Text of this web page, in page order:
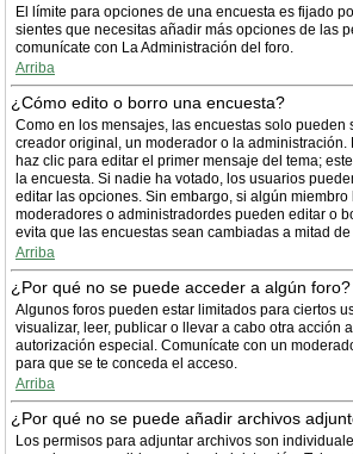
El límite para opciones de una encuesta es fijado
sientes que necesitas añadir más opciones de las
comunícate con La Administración del foro.
Arriba
¿Cómo edito o borro una encuesta?
Como en los mensajes, las encuestas solo pueden
creador original, un moderador o la administración.
haz clic para editar el primer mensaje del tema;
la encuesta. Si nadie ha votado, los usuarios
editar las opciones. Sin embargo, si algún miembro
moderadores o administradordes pueden editar o
evita que las encuestas sean cambiadas a mitad
Arriba
¿Por qué no se puede acceder a algún foro?
Algunos foros pueden estar limitados para ciertos
visualizar, leer, publicar o llevar a cabo otra acción
autorización especial. Comunícate con un
para que se te conceda el acceso.
Arriba
¿Por qué no se puede añadir archivos
Los permisos para adjuntar archivos son